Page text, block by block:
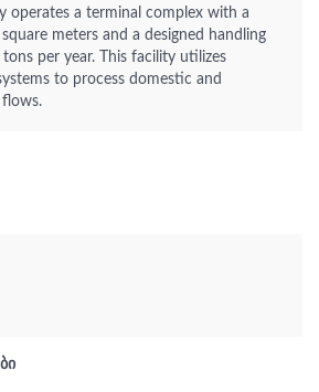
operates a terminal complex with a
meters and a designed handling
per year. This facility utilizes
to process domestic and